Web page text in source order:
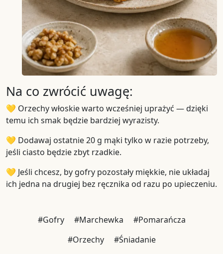
Na co zwrócić uwagę:
💛 Orzechy włoskie warto wcześniej uprażyć — dzięki
temu ich smak będzie bardziej wyrazisty.
💛 Dodawaj ostatnie 20 g mąki tylko w razie potrzeby,
jeśli ciasto będzie zbyt rzadkie.
💛 Jeśli chcesz, by gofry pozostały miękkie, nie układaj
ich jedna na drugiej bez ręcznika od razu po upieczeniu.
#Gofry #Marchewka
#Pomarańcza
#Orzechy
#Śniadanie